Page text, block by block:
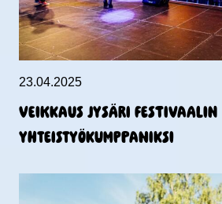
23.04.2025
Veikkaus Jysäri Festivaalin
yhteistyökumppaniksi